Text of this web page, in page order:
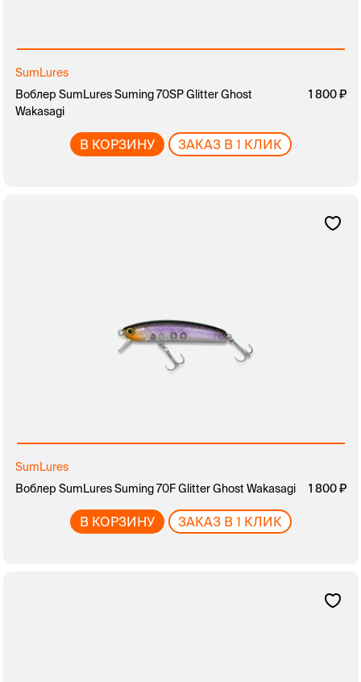
SumLures
Воблер SumLures Suming 70SP Glitter Ghost
Wakasagi
1 800
В КОРЗИНУ ЗАКАЗ В 1 КЛИК
SumLures
Воблер SumLures Suming 70F Glitter Ghost Wakasagi
1 800
В КОРЗИНУ ЗАКАЗ В 1 КЛИК